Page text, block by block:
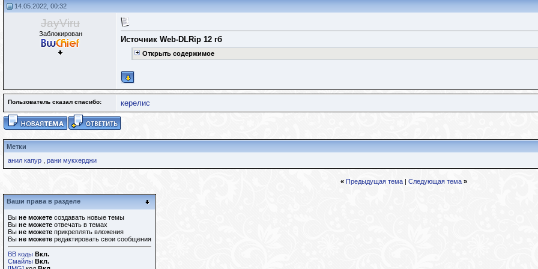
14.05.2022, 00:32
JayViru
Заблокирован
Источник Web-DLRip 12 гб
Открыть содержимое
Пользователь сказал cпасибо: керелис
Метки
анил капур
рани мукхерджи
« Предыдущая тема| Следующая тема »
Ваши права в разделе
Вы не можете создавать новые темы
Вы не можете отвечать в темах
Вы не можете прикреплять вложения
Вы не можете редактировать свои сообщения
BB коды Вкл.
Смайлы Вкл.